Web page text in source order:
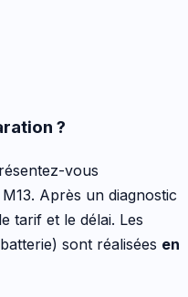
?
vous
. Après un diagnostic
tarif et le délai. Les
sont réalisées en